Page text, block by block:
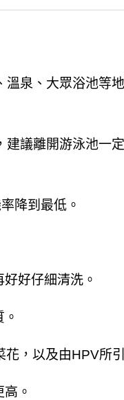
溫泉、大眾浴池等
議離開游泳池一
降到最低。
好仔細清洗。
，以及由HPV所
。